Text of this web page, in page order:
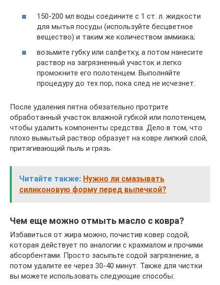
150-200 мл воды соедините с 1 ст. л. жидкости
для мытья посуды (используйте бесцветное
вещество) и таким же количеством аммиака;
возьмите губку или салфетку, а потом нанесите
раствор на загрязненный участок и легко
промокните его полотенцем. Выполняйте
процедуру до тех пор, пока след не исчезнет.
После удаления пятна обязательно протрите
обработанный участок влажной губкой или полотенцем,
чтобы удалить компоненты средства. Дело в том, что
плохо вымытый раствор образует на ковре липкий слой,
притягивающий пыль и грязь.
Читайте также: Нужно ли смазывать
силиконовую форму перед выпечкой?
Чем еще можно отмыть масло с ковра?
Избавиться от жира можно, почистив ковер содой,
которая действует по аналогии с крахмалом и прочими
абсорбентами. Просто засыпьте содой загрязнение, а
потом удалите ее через 30-40 минут. Также для чистки
вы можете использовать следующие способы: